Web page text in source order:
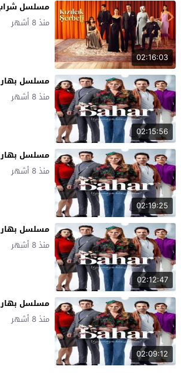
02:16:03
مسلسل شراب
منذ 8 أشهر
02:15:56
مسلسل بهار
منذ 8 أشهر
02:19:25
مسلسل بهار
منذ 8 أشهر
02:12:47
مسلسل بهار
منذ 8 أشهر
02:09:12
مسلسل بهار
منذ 8 أشهر